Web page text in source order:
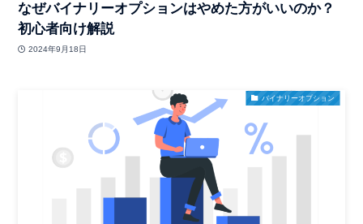
なぜバイナリーオプションはやめた方がいいのか？
初心者向け解説
2024年9月18日
バイナリーオプション